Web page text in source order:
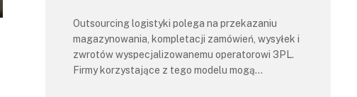
Outsourcing logistyki polega na przekazaniu
magazynowania, kompletacji zamówień, wysyłek i
zwrotów wyspecjalizowanemu operatorowi 3PL.
Firmy korzystające z tego modelu mogą…